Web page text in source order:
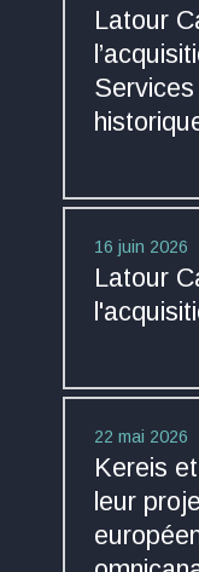
Latour
16 juin 2026
Latour
22 mai 2026
Kereis
leur